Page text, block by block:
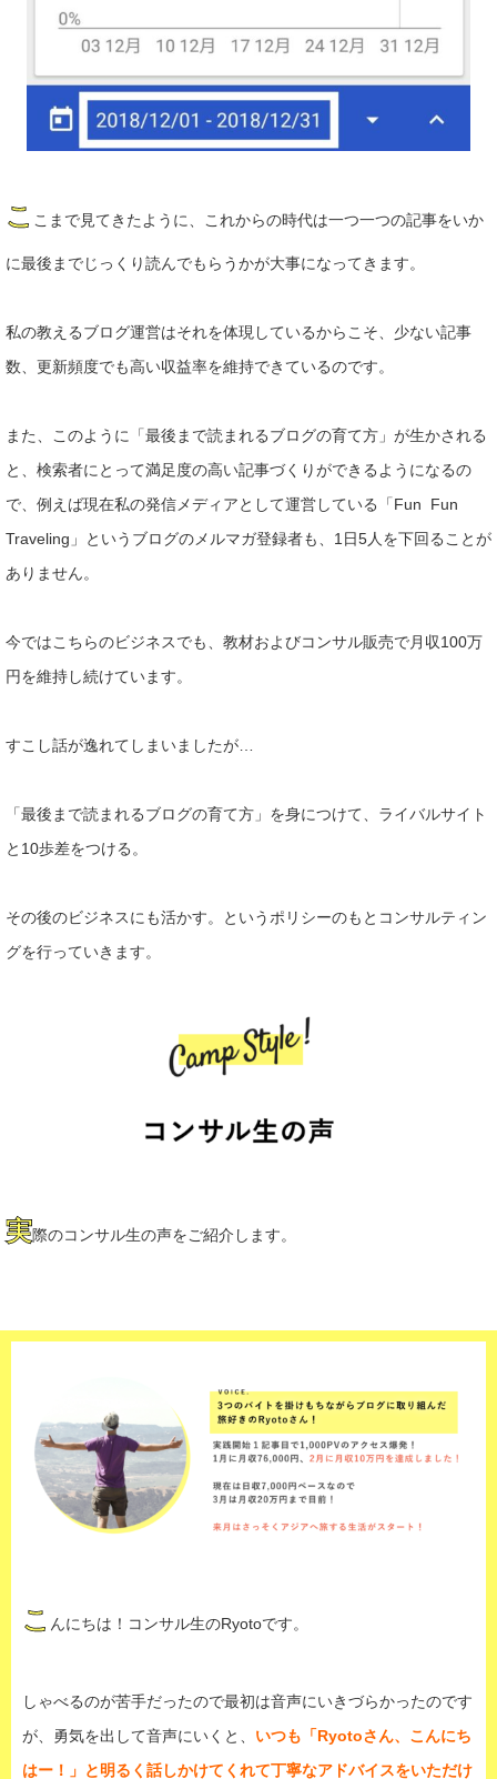
こ こまで見てきたように、これからの時代は一つ一つの記事をいか
に最後までじっくり読んでもらうかが大事になってきます。
私の教えるブログ運営はそれを体現しているからこそ、少ない記事
数、更新頻度でも高い収益率を維持できているのです。
また、このように「最後まで読まれるブログの育て方」が生かされる
と、検索者にとって満足度の高い記事づくりができるようになるの
で、例えば現在私の発信メディアとして運営している「Fun Fun
Traveling」というブログのメルマガ登録者も、1日5人 を下回ることが
ありません。
今ではこちらのビジネスでも、教材およびコンサル販売で月収100万
円を維持し続けています。
すこし話が逸れてしまいましたが…
「最後まで読まれるブログの育て方」を身につけて、ライバルサイ ト
と10歩差をつける。
その後のビジネスにも活かす。というポリ シーのもとコンサルティン
グを行っていきます。
実際のコンサル生の声をご紹介します。
こ んにちは！コンサル生のRyotoです。
しゃべるのが苦手だったので最初は音声にいきづらかったのです
が、勇気を出して音声にいくと、 いつも「Ryotoさん、こんにち
はー！」と明るく話しかけてくれて丁寧なアドバイスをいただけ